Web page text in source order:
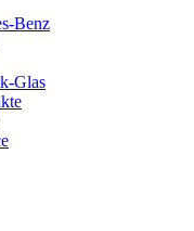
Benz
Glas